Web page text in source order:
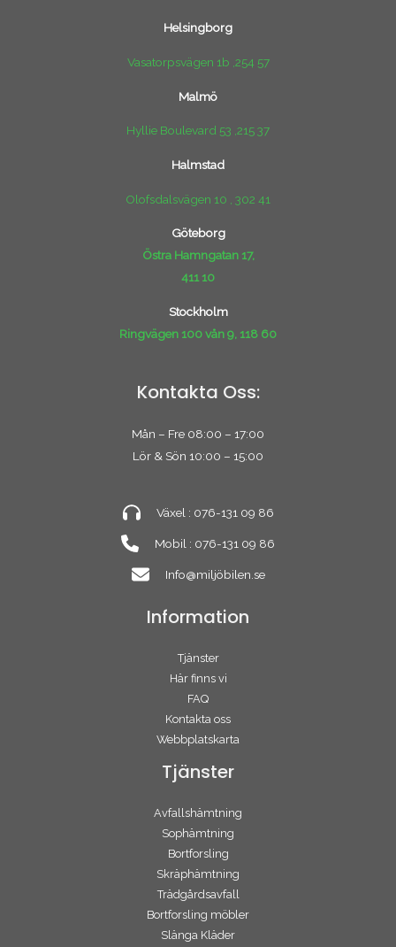
Helsingborg
Vasatorpsvägen 1b ,254 57
Malmö
Hyllie Boulevard 53 ,215 37
Halmstad
Olofsdalsvägen 10 , 302 41
Göteborg
Östra Hamngatan 17,
411 10
Stockholm
Ringvägen 100 vån 9, 118 60
Kontakta Oss:
Mån – Fre 08:00 – 17:00
Lör & Sön 10:00 – 15:00
Växel : 076-131 09 86
Mobil : 076-131 09 86
Info@miljöbilen.se
Information
Tjänster
Här finns vi
FAQ
Kontakta oss
Webbplatskarta
Tjänster
Avfallshämtning
Sophämtning
Bortforsling
Skräphämtning
Trädgårdsavfall
Bortforsling möbler
Slänga Kläder